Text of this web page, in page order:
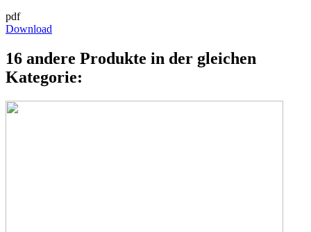
pdf
Download
16 andere Produkte in der gleichen
Kategorie: